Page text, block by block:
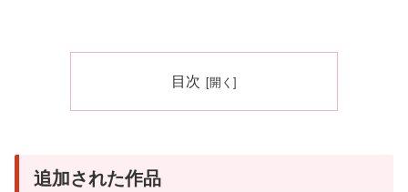
目次
追加された作品